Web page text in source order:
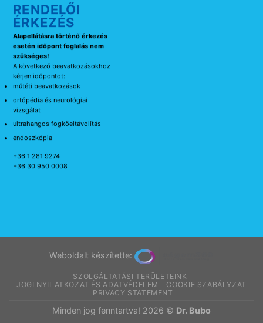
RENDELŐI
ÉRKEZÉS
Alapellátásra történő érkezés
esetén időpont foglalás nem
szükséges!
A következő beavatkozásokhoz
kérjen időpontot:
műtéti beavatkozások
ortópédia és neurológiai
vizsgálat
ultrahangos fogkőeltávolítás
endoszkópia
+36 1 281 9274
+36 30 950 0008
Weboldalt készítette:
SZOLGÁLTATÁSI TERÜLETEINK
JOGI NYILATKOZAT ÉS ADATVÉDELEM
COOKIE SZABÁLYZAT
PRIVACY STATEMENT
Minden jog fenntartva! 2026 © Dr. Bubo